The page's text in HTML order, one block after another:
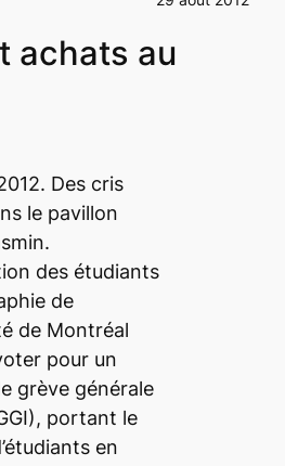
achats au
Des cris
le pavillon
des étudiants
de
de Montréal
pour un
grève générale
portant le
en